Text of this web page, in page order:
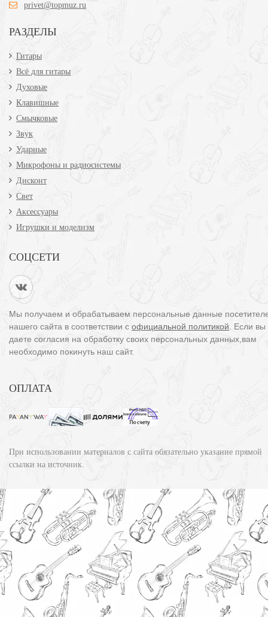
privet@topmuz.ru
РАЗДЕЛЫ
Гитары
Всё для гитары
Духовые
Клавишные
Смычковые
Звук
Ударные
Микрофоны и радиосистемы
Дисконт
Свет
Аксессуары
Игрушки и моделизм
СОЦСЕТИ
Мы получаем и обрабатываем персональные данные
нашего сайта в соответствии с официальной политикой . Если
даете согласия на обработку своих персональных данных,вам
необходимо покинуть наш сайт.
ОПЛАТА
При использовании материалов с сайта обязательно указание прямой
ссылки на источник.